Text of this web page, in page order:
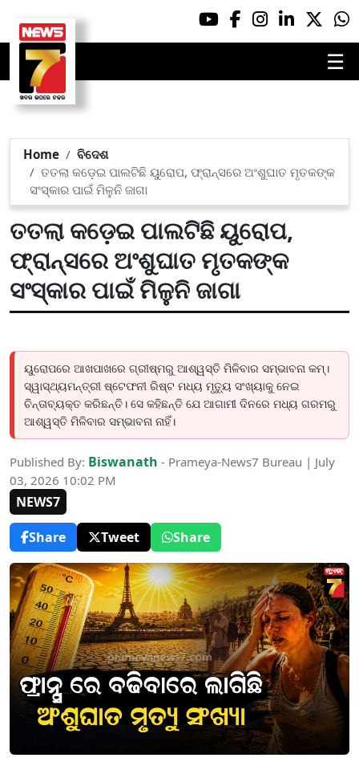
☰
Home
ବିଦେଶ
ତତଲା କଡ଼େଇ ପାଲଟିଛି ୟୁରୋପ, ଫ୍ରାନ୍ସରେ ଅଂଶୁଘାତ ମୃତକଙ୍କ
ସଂସ୍କାର ପାଇଁ ମିଳୁନି ଜାଗା
ତତଲା କଡ଼େଇ ପାଲଟିଛି ୟୁରୋପ,
ଫ୍ରାନ୍ସରେ ଅଂଶୁଘାତ ମୃତକଙ୍କ
ସଂସ୍କାର ପାଇଁ ମିଳୁନି ଜାଗା
ୟୁରୋପରେ ଆଖପାଖରେ ଗ୍ରୀଷ୍ମରୁ ଆଶ୍ୱସ୍ତି ମିଳିବାର ସମ୍ଭାବନା କମ୍।
ସ୍ୱାସ୍ଥ୍ୟମନ୍ତ୍ରୀ ଷ୍ଟେଫନୀ ରିଷ୍ଟ ମଧ୍ୟ ମୃତ୍ୟୁ ସଂଖ୍ୟାକୁ ନେଇ
ଚିନ୍ତାବ୍ୟକ୍ତ କରିଛନ୍ତି। ସେ କହିଛନ୍ତି ଯେ ଆଗାମୀ ଦିନରେ ମଧ୍ୟ ଗରମରୁ
ଆଶ୍ୱସ୍ତି ମିଳିବାର ସମ୍ଭାବନା ନାହିଁ।
Published By: Biswanath - Prameya-News7 Bureau | July
03, 2026 10:02 PM
NEWS7
Share
Tweet Share